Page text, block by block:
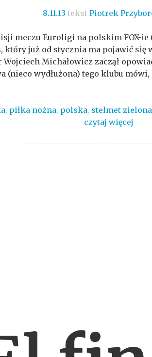
8.11.13 tekst Piotrek
meczu Euroligi na polskim FOX-ie
który już od stycznia ma pojawić
Michałowicz zaczął
(nieco wydłużona) tego klubu
, piłka nożna, polska, stelmet
czytaj więcej